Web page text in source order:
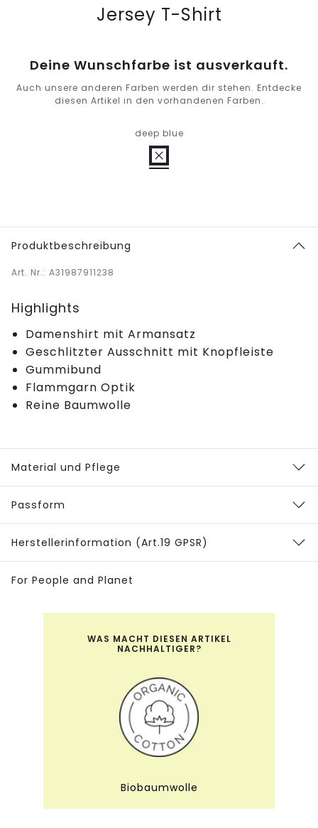
Jersey T-Shirt
Deine Wunschfarbe ist ausverkauft.
Auch unsere anderen Farben werden dir stehen. Entdecke
diesen Artikel in den vorhandenen Farben.
deep blue
Produktbeschreibung
Art. Nr.: A31987911238
Highlights
Damenshirt mit Armansatz
Geschlitzter Ausschnitt mit Knopfleiste
Gummibund
Flammgarn Optik
Reine Baumwolle
Material und Pflege
Passform
Herstellerinformation (Art.19 GPSR)
For People and Planet
WAS MACHT DIESEN ARTIKEL
NACHHALTIGER?
Biobaumwolle